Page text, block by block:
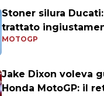
Stoner silura
trattato
MOTOGP
Jake Dixon voleva
Honda MotoGP: il